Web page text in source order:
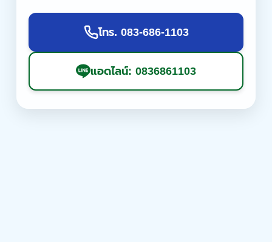
โทร. 083-686-1103
แอดไลน์: 0836861103